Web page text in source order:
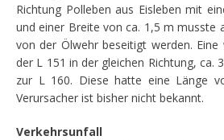
Richtung Polleben aus Eisleben mit
und einer Breite von ca. 1,5 m musste
von der Ölwehr beseitigt werden.
der L 151 in der gleichen Richtung, ca.
zur L 160. Diese hatte eine Länge
Verursacher ist bisher nicht bekannt.
Verkehrsunfall